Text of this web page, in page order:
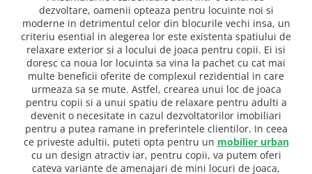
Tunele
Echipamente dinamice
Tiroliene
Trambuline
Jocuri cu nisip
Echipamente de catarat
Trasee echilibristica
Echipamente tematice
Echipamente persoane cu
Gradinite
Oferte Horeca
Oferte Personalizate
dezvoltare, oamenii opteaza pentru locuinte noi si
moderne in detrimentul celor din blocurile vechi insa, un
criteriu esential in alegerea lor este existenta spatiului de
relaxare exterior si a locului de joaca pentru copii. Ei isi
doresc ca noua lor locuinta sa vina la pachet cu cat mai
multe beneficii oferite de complexul rezidential in care
urmeaza sa se mute. Astfel, crearea unui loc de joaca
pentru copii si a unui spatiu de relaxare pentru adulti a
devenit o necesitate in cazul dezvoltatorilor imobiliari
pentru a putea ramane in preferintele clientilor. In ceea
ce priveste adultii, puteti opta pentru un mobilier urban
cu un design atractiv iar, pentru copii, va putem oferi
cateva variante de amenajari de mini locuri de joaca,